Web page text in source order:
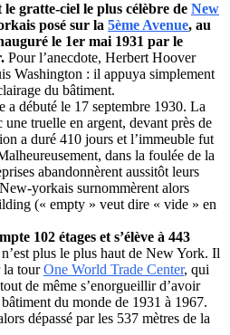
gratte-ciel le plus célèbre de New
posé sur la 5ème Avenue, au
le 1er mai 1931 par le
Pour l’anecdote, Herbert Hoover
Washington : il appuya simplement
du bâtiment.
a débuté le 17 septembre 1930. La
truelle en argent, devant près de
a duré 410 jours et l’immeuble fut
dans la foulée de la
abandonnèrent aussitôt leurs
yorkais surnommèrent alors
(« empty » veut dire « vide » en
102 étages et s’élève à 443
plus le plus haut de New York. Il
la tourOne World Trade Center, qui
de même s’enorgueillir d’avoir
du monde de 1931 à 1967.
dépassé par les 537 mètres de la